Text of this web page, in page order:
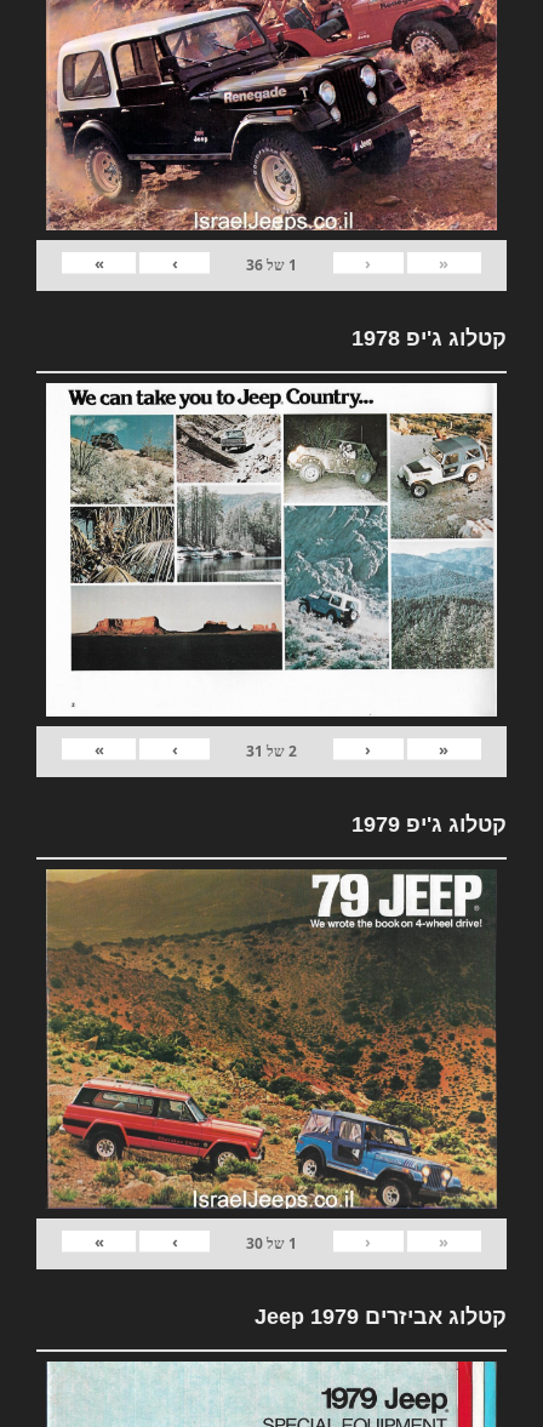
«
‹
1 של36
›
»
קטלוג ג'יפ 1978
«
‹
2של 31
›
»
קטלוג ג'יפ 1979
«
‹
1 של30
›
»
קטלוג אביזרים 1979 Jeep